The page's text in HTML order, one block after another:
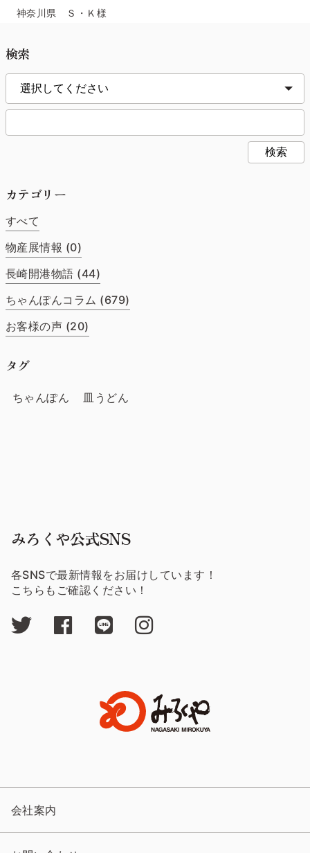
神奈川県 Ｓ・Ｋ様
検索
検索
カテゴリー
すべて
物産展情報 (0)
長崎開港物語 (44)
ちゃんぽんコラム (679)
お客様の声 (20)
タグ
ちゃんぽん 皿うどん
みろくや公式SNS
各SNSで最新情報をお届けしています！
こちらもご確認ください！
会社案内